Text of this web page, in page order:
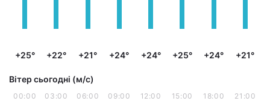
+25° +22° +21° +24° +24° +25° +24° +21°
Вітер сьогодні (м/с)
00:00 03:00 06:00 09:00 12:00 15:00 18:00 21:00